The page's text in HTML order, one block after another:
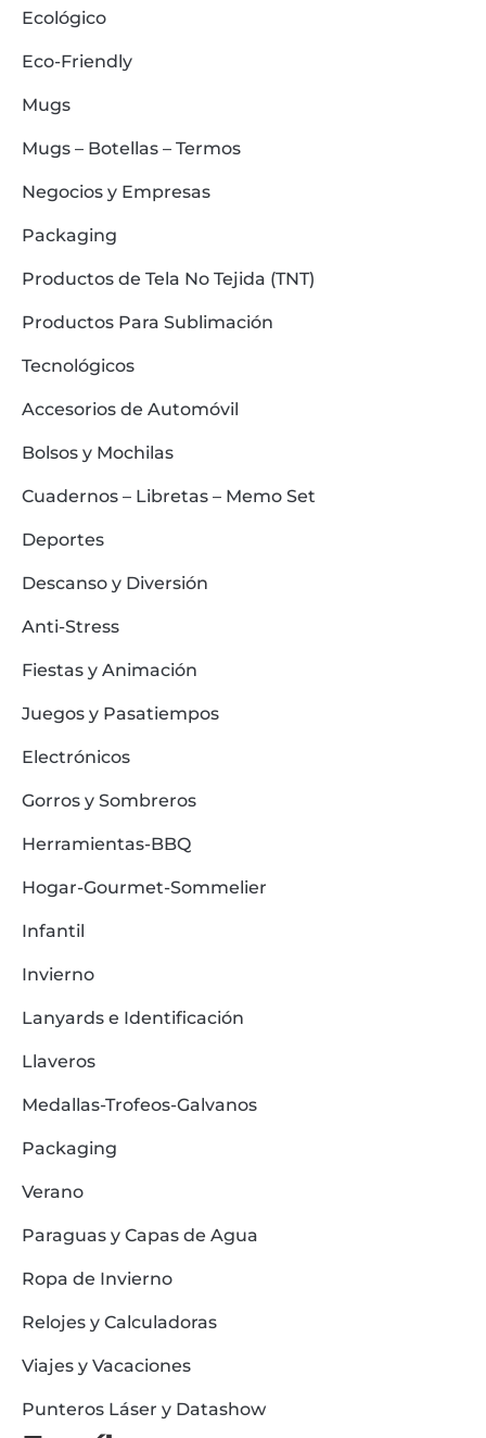
Ecológico
Eco-Friendly
Mugs
Mugs – Botellas – Termos
Negocios y Empresas
Packaging
Productos de Tela No Tejida (TNT)
Productos Para Sublimación
Tecnológicos
Accesorios de Automóvil
Bolsos y Mochilas
Cuadernos – Libretas – Memo Set
Deportes
Descanso y Diversión
Anti-Stress
Fiestas y Animación
Juegos y Pasatiempos
Electrónicos
Gorros y Sombreros
Herramientas-BBQ
Hogar-Gourmet-Sommelier
Infantil
Invierno
Lanyards e Identificación
Llaveros
Medallas-Trofeos-Galvanos
Packaging
Verano
Paraguas y Capas de Agua
Ropa de Invierno
Relojes y Calculadoras
Viajes y Vacaciones
Punteros Láser y Datashow